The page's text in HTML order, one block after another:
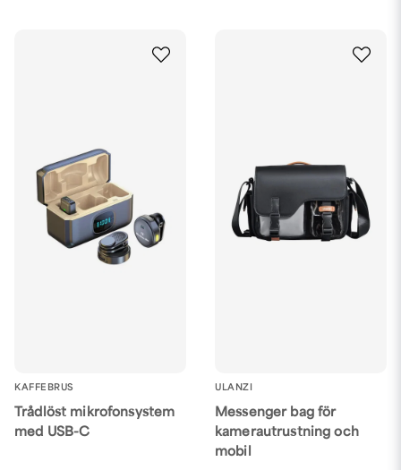
KAFFEBRUS
Trådlöst mikrofonsystem
med USB-C
ULANZI
Messenger bag för
kamerautrustning och
mobil